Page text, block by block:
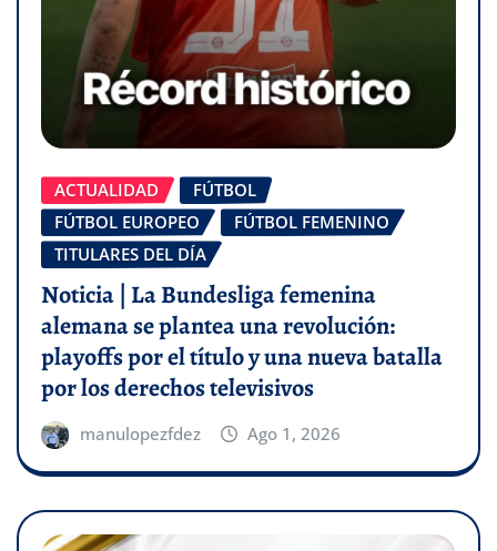
ACTUALIDAD
FÚTBOL
FÚTBOL EUROPEO
FÚTBOL FEMENINO
TITULARES DEL DÍA
Noticia | La Bundesliga femenina
alemana se plantea una revolución:
playoffs por el título y una nueva batalla
por los derechos televisivos
manulopezfdez Ago 1, 2026